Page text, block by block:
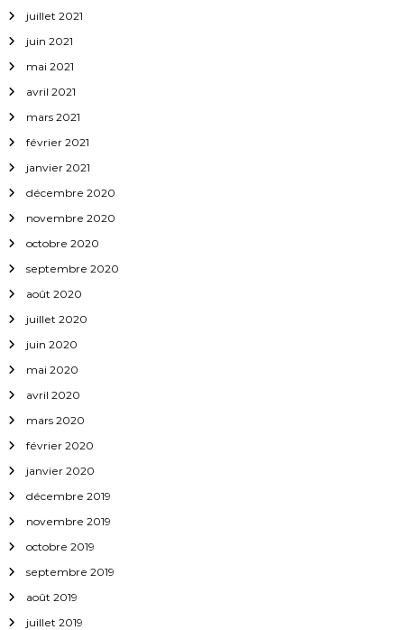
juillet 2021
juin 2021
mai 2021
avril 2021
mars 2021
février 2021
janvier 2021
décembre 2020
novembre 2020
octobre 2020
septembre 2020
août 2020
juillet 2020
juin 2020
mai 2020
avril 2020
mars 2020
février 2020
janvier 2020
décembre 2019
novembre 2019
octobre 2019
septembre 2019
août 2019
juillet 2019